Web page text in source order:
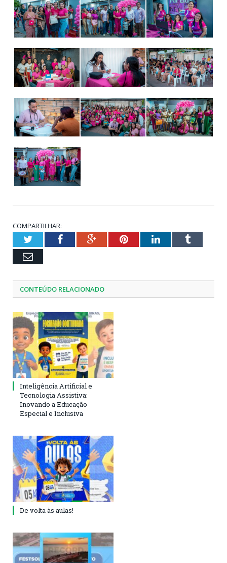
COMPARTILHAR:
TwitterFacebookGoogle+PinterestLinkedInTumblr
Email
CONTEÚDO RELACIONADO
Inteligência Artificial e
Tecnologia Assistiva:
Inovando a Educação
Especial e Inclusiva
De volta às aulas!